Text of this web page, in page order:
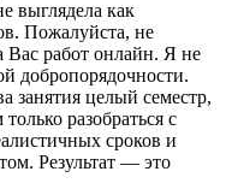
выглядела как
Пожалуйста, не
Вас работ онлайн. Я не
добропорядочности.
занятия целый семестр,
разобраться с
сроков и
Результат — это